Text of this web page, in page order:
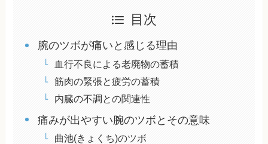
目次
腕のツボが痛いと感じる理由
血行不良による老廃物の蓄積
筋肉の緊張と疲労の蓄積
内臓の不調との関連性
痛みが出やすい腕のツボとその意味
曲池(きょくち)のツボ